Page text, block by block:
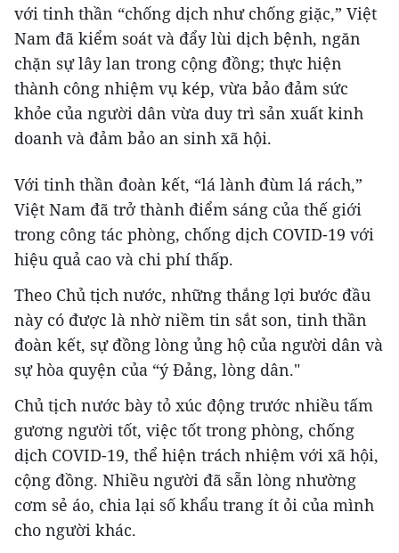
với tinh thần “chống dịch như chống giặc,” Việt
Nam đã kiểm soát và đẩy lùi dịch bệnh, ngăn
chặn sự lây lan trong cộng đồng; thực hiện
thành công nhiệm vụ kép, vừa bảo đảm sức
khỏe của người dân vừa duy trì sản xuất kinh
doanh và đảm bảo an sinh xã hội.
Với tinh thần đoàn kết, “lá lành đùm lá rách,”
Việt Nam đã trở thành điểm sáng của thế giới
trong công tác phòng, chống dịch COVID-19 với
hiệu quả cao và chi phí thấp.
Theo Chủ tịch nước, những thắng lợi bước đầu
này có được là nhờ niềm tin sắt son, tinh thần
đoàn kết, sự đồng lòng ủng hộ của người dân và
sự hòa quyện của “ý Đảng, lòng dân."
Chủ tịch nước bày tỏ xúc động trước nhiều tấm
gương người tốt, việc tốt trong phòng, chống
dịch COVID-19, thể hiện trách nhiệm với xã hội,
cộng đồng. Nhiều người đã sẵn lòng nhường
cơm sẻ áo, chia lại số khẩu trang ít ỏi của mình
cho người khác.